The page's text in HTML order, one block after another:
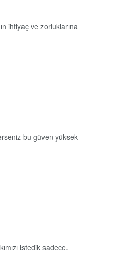
ihtiyaç ve zorluklarına
bu güven yüksek
istedik sadece.